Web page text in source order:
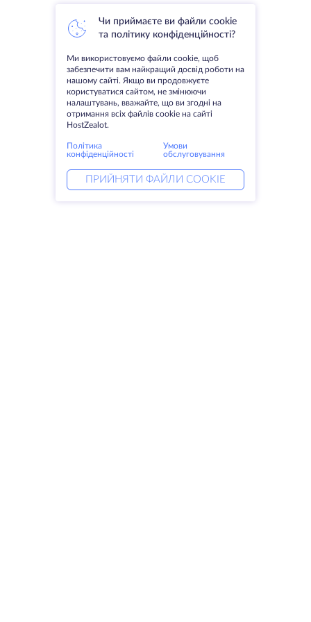
Чи приймаєте ви файли cookie
та політику конфіденційності?
Ми використовуємо файли cookie, щоб
забезпечити вам найкращий досвід роботи на
нашому сайті. Якщо ви продовжуєте
користуватися сайтом, не змінюючи
налаштувань, вважайте, що ви згодні на
отримання всіх файлів cookie на сайті
HostZealot.
Політика
конфіденційності
Умови
обслуговування
ПРИЙНЯТИ ФАЙЛИ COOKIE